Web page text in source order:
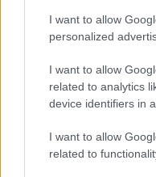
I want to allow
personalized
I want to allow
related to analytics
device identifiers in
I want to allow
related to